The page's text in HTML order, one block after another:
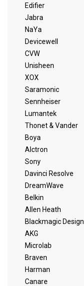
Edifier
Jabra
NaYa
Devicewell
CVW
Unisheen
XOX
Saramonic
Sennheiser
Lumantek
Thonet & Vander
Boya
Alctron
Sony
Davinci Resolve
DreamWave
Belkin
Allen Heath
Blackmagic Design
AKG
Microlab
Braven
Harman
Canare